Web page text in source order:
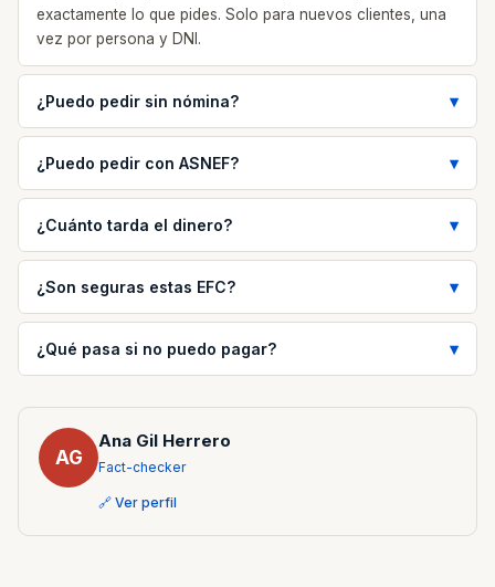
exactamente lo que pides. Solo para nuevos clientes, una
vez por persona y DNI.
¿Puedo pedir sin nómina?
¿Puedo pedir con ASNEF?
¿Cuánto tarda el dinero?
¿Son seguras estas EFC?
¿Qué pasa si no puedo pagar?
AG
Ana Gil Herrero
Fact-checker
🔗 Ver perfil